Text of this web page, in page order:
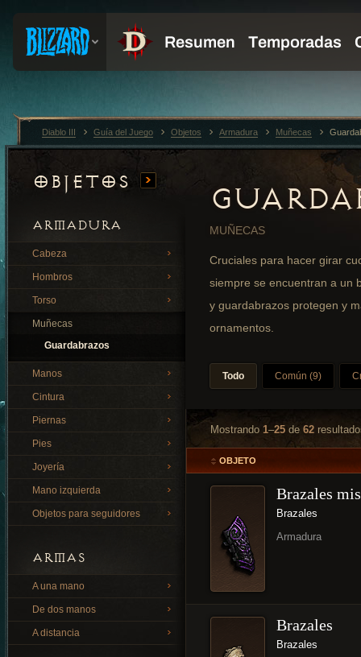
Objetos
ARMADURA
Cabeza
Hombros
Torso
Muñecas
Guardabrazos
Manos
Cintura
Piernas
Pies
Joyería
Mano izquierda
Objetos para seguidores
ARMAS
A una mano
De dos manos
A distancia
MUÑECAS
Cruciales para hacer girar
siempre se encuentran a un
y guardabrazos protegen y
ornamentos.
Todo Común (9)
Mostrando 1–25 de 62
OBJETO
Brazales
Brazales
Armadura
Brazales
Brazales
Diablo III Guía del Juego Objetos Armadura Muñecas